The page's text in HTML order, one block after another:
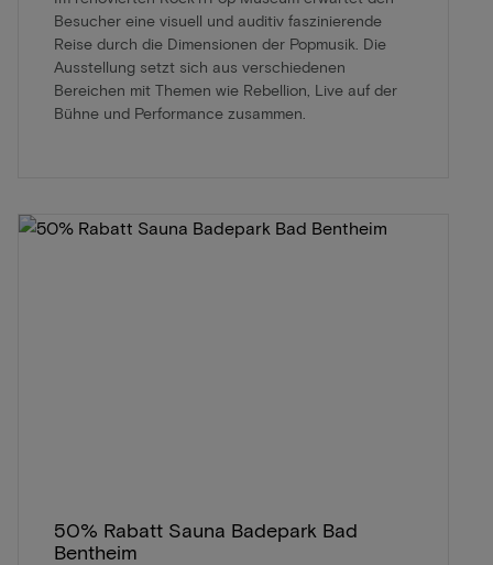
Besucher eine visuell und auditiv faszinierende
Reise durch die Dimensionen der Popmusik. Die
Ausstellung setzt sich aus verschiedenen
Bereichen mit Themen wie Rebellion, Live auf der
Bühne und Performance zusammen.
50% Rabatt Sauna Badepark Bad
Bentheim